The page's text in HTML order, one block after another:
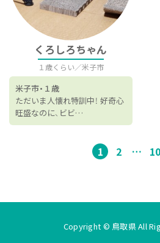
くろしろちゃん
１歳くらい 米子市
米子市 １歳
ただいま人懐れ特訓中！ 好奇心
旺盛なのに、ビビ…
投
の
ペ
1 2 … 10
Copyright © 鳥取県 All